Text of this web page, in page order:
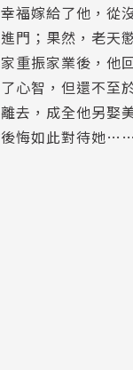
福嫁給了他，從
門；果然，老天
重振家業後，
心智，但還不至
去，成全他另娶
悔如此對待她……